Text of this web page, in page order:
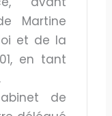
Martine
et de la
en tant
de